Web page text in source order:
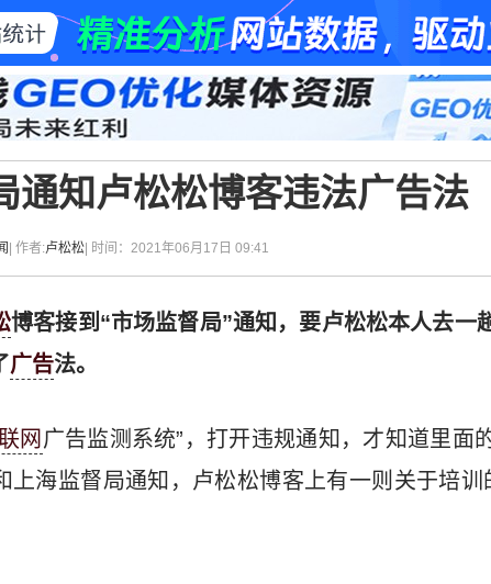
通知卢松松博客违法广告法
| 作者:卢松松 | 时间：2021年06月17日 09:41
博客接到“市场监督局”通知，要卢松松本人去一
广告法。
网 广告监测系统”，打开违规通知，才知道里面
上海监督局通知，卢松松博客上有一则关于培